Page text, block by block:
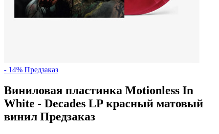
- 14% Предзаказ
Виниловая пластинка Motionless In
White - Decades LP красный матовый
винил Предзаказ